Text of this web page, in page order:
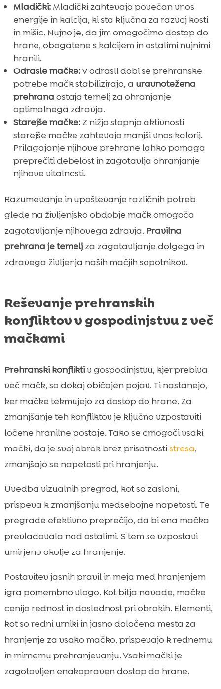
Mladički:Mladički zahtevajo povečan vnos
energije in kalcija, ki sta ključna za razvoj kosti
in mišic. Nujno je, da jim omogočimo dostop do
hrane, obogatene s kalcijem in ostalimi nujnimi
hranili.
Odrasle mačke:V odrasli dobi se prehranske
potrebe mačk stabilizirajo, a uravnotežena
prehrana ostaja temelj za ohranjanje
optimalnega zdravja.
Starejše mačke:Z nižjo stopnjo aktivnosti
starejše mačke zahtevajo manjši vnos kalorij.
Prilagajanje njihove prehrane lahko pomaga
preprečiti debelost in zagotavlja ohranjanje
njihove vitalnosti.
Razumevanje in upoštevanje različnih potreb
glede na življenjsko obdobje mačk omogoča
zagotavljanje njihovega zdravja. Pravilna
prehrana je temeljza zagotavljanje dolgega in
zdravega življenja naših mačjih sopotnikov.
Reševanje prehranskih
konfliktov v gospodinjstvu z več
mačkami
Prehranski konfliktiv gospodinjstvu, kjer prebiva
več mačk, so dokaj običajen pojav. Ti nastanejo,
ker mačke tekmujejo za dostop do hrane. Za
zmanjšanje teh konfliktov je ključno vzpostaviti
ločene hranilne postaje. Tako se omogoči vsaki
mački, da je svoj obrok brez prisotnostistresa,
zmanjšajo se napetosti pri hranjenju.
Uvedba vizualnih pregrad, kot so zasloni,
prispeva k zmanjšanju medsebojne napetosti. Te
pregrade efektivno preprečijo, da bi ena mačka
prevladovala nad ostalimi. S tem se vzpostavi
umirjeno okolje za hranjenje.
Postavitev jasnih pravil in meja med hranjenjem
igra pomembno vlogo. Kot bitja navade, mačke
cenijo rednost in doslednost pri obrokih. Elementi,
kot so redni urniki in jasno določena mesta za
hranjenje za vsako mačko, prispevajo k rednemu
in mirnemu prehranjevanju. Vsaki mački je
zagotovljen enakopraven dostop do hrane.